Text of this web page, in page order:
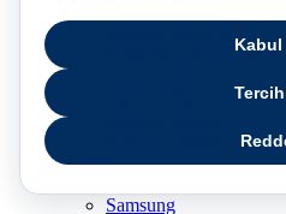
Samsung Akıllı Saat
Markalar
Samsung